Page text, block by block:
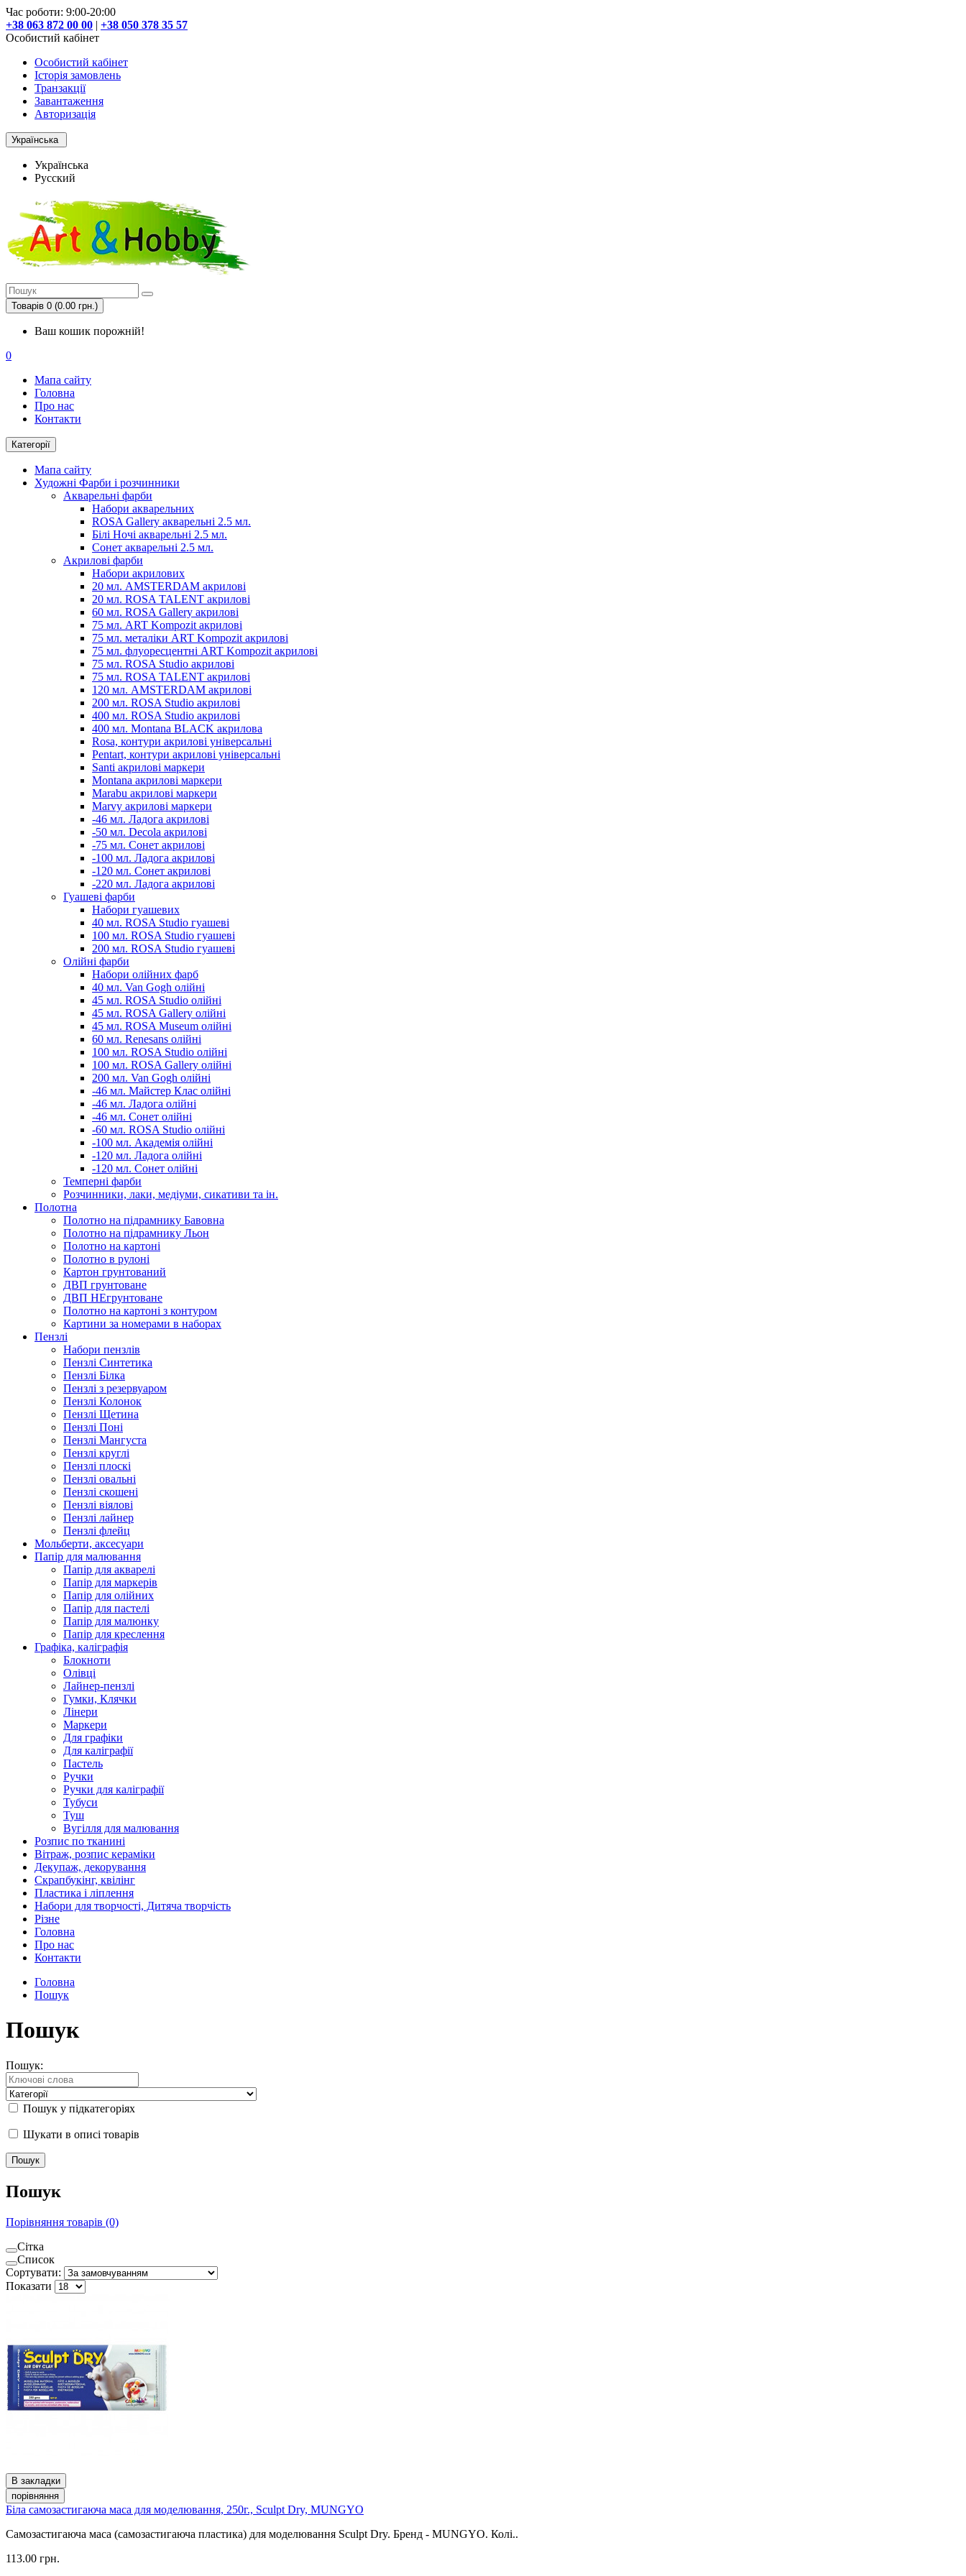
Час роботи: 9:00-20:00
+38 063 872 00 00 | +38 050 378 35 57
Особистий кабінет
Особистий кабінет
Історія замовлень
Транзакції
Завантаження
Авторизація
Українська
Українська
Русский
Товарів 0 (0.00 грн.)
Ваш кошик порожній!
0
Мапа сайту
Головна
Про нас
Контакти
Категорії
Мапа сайту
Художні Фарби і розчинники
Акварельні фарби
Набори акварельних
ROSA Gallery акварельні 2.5 мл.
Білі Ночі акварельні 2.5 мл.
Сонет акварельні 2.5 мл.
Акрилові фарби
Набори акрилових
20 мл. AMSTERDAM акрилові
20 мл. ROSA TALENT акрилові
60 мл. ROSA Gallery акрилові
75 мл. ART Kompozit акрилові
75 мл. металіки ART Kompozit акрилові
75 мл. флуоресцентні ART Kompozit акрилові
75 мл. ROSA Studio акрилові
75 мл. ROSA TALENT акрилові
120 мл. AMSTERDAM акрилові
200 мл. ROSA Studio акрилові
400 мл. ROSA Studio акрилові
400 мл. Montana BLACK акрилова
Rosa, контури акрилові універсальні
Pentart, контури акрилові універсальні
Santi акрилові маркери
Montana акрилові маркери
Marabu акрилові маркери
Marvy акрилові маркери
-46 мл. Ладога акрилові
-50 мл. Decola акрилові
-75 мл. Сонет акрилові
-100 мл. Ладога акрилові
-120 мл. Сонет акрилові
-220 мл. Ладога акрилові
Гуашеві фарби
Набори гуашевих
40 мл. ROSA Studio гуашеві
100 мл. ROSA Studio гуашеві
200 мл. ROSA Studio гуашеві
Олійні фарби
Набори олійних фарб
40 мл. Van Gogh олійні
45 мл. ROSA Studio олійні
45 мл. ROSA Gallery олійні
45 мл. ROSA Museum олійні
60 мл. Renesans олійні
100 мл. ROSA Studio олійні
100 мл. ROSA Gallery олійні
200 мл. Van Gogh олійні
-46 мл. Майстер Клас олійні
-46 мл. Ладога олійні
-46 мл. Сонет олійні
-60 мл. ROSA Studio олійні
-100 мл. Академія олійні
-120 мл. Ладога олійні
-120 мл. Сонет олійні
Темперні фарби
Розчинники, лаки, медіуми, сикативи та ін.
Полотна
Полотно на підрамнику Бавовна
Полотно на підрамнику Льон
Полотно на картоні
Полотно в рулоні
Картон грунтований
ДВП грунтоване
ДВП НЕгрунтоване
Полотно на картоні з контуром
Картини за номерами в наборах
Пензлі
Набори пензлів
Пензлі Синтетика
Пензлі Білка
Пензлі з резервуаром
Пензлі Колонок
Пензлі Щетина
Пензлі Поні
Пензлі Мангуста
Пензлі круглі
Пензлі плоскі
Пензлі овальні
Пензлі скошені
Пензлі віялові
Пензлі лайнер
Пензлі флейц
Мольберти, аксесуари
Папір для малювання
Папір для акварелі
Папір для маркерів
Папір для олійних
Папір для пастелі
Папір для малюнку
Папір для креслення
Графіка, каліграфія
Блокноти
Олівці
Лайнер-пензлі
Гумки, Клячки
Лінери
Маркери
Для графіки
Для каліграфії
Пастель
Ручки
Ручки для каліграфії
Тубуси
Туш
Вугілля для малювання
Розпис по тканині
Вітраж, розпис кераміки
Декупаж, декорування
Скрапбукінг, квілінг
Пластика і ліплення
Набори для творчості, Дитяча творчість
Різне
Головна
Про нас
Контакти
Головна
Пошук
Пошук
Пошук:
Пошук у підкатегоріях
Шукати в описі товарів
Пошук
Порівняння товарів (0)
Сітка
Список
Сортувати:
Показати
В закладки
порівняння
Біла самозастигаюча маса для моделювання, 250г., Sculpt Dry, MUNGYO
Самозастигаюча маса (самозастигаюча пластика) для моделювання Sculpt Dry. Бренд - MUNGYO. Колі..
113.00 грн.